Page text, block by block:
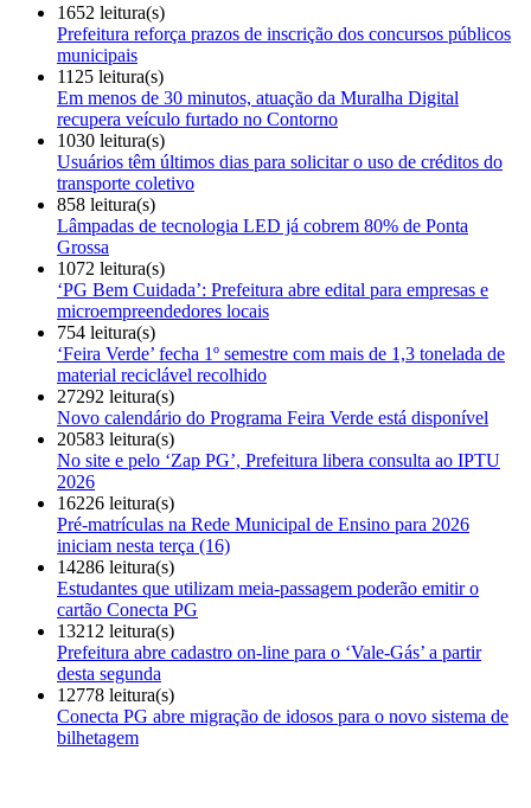
1652 leitura(s)
Prefeitura reforça prazos de inscrição dos concursos públicos
municipais
1125 leitura(s)
Em menos de 30 minutos, atuação da Muralha Digital
recupera veículo furtado no Contorno
1030 leitura(s)
Usuários têm últimos dias para solicitar o uso de créditos do
transporte coletivo
858 leitura(s)
Lâmpadas de tecnologia LED já cobrem 80% de Ponta
Grossa
1072 leitura(s)
‘PG Bem Cuidada’: Prefeitura abre edital para empresas e
microempreendedores locais
754 leitura(s)
‘Feira Verde’ fecha 1º semestre com mais de 1,3 tonelada de
material reciclável recolhido
27292 leitura(s)
Novo calendário do Programa Feira Verde está disponível
20583 leitura(s)
No site e pelo ‘Zap PG’, Prefeitura libera consulta ao IPTU
2026
16226 leitura(s)
Pré-matrículas na Rede Municipal de Ensino para 2026
iniciam nesta terça (16)
14286 leitura(s)
Estudantes que utilizam meia-passagem poderão emitir o
cartão Conecta PG
13212 leitura(s)
Prefeitura abre cadastro on-line para o ‘Vale-Gás’ a partir
desta segunda
12778 leitura(s)
Conecta PG abre migração de idosos para o novo sistema de
bilhetagem